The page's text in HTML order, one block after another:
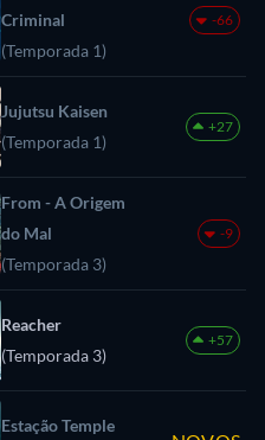
Criminal
(Temporada 1)
-66
Jujutsu Kaisen
(Temporada 1)
+27
From - A Origem
do Mal
(Temporada 3)
-9
Reacher
(Temporada 3)
+57
Estação Temple